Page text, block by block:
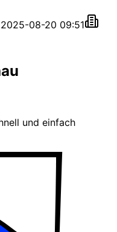
08-20 09:51
und einfach